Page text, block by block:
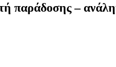
παράδοσης –